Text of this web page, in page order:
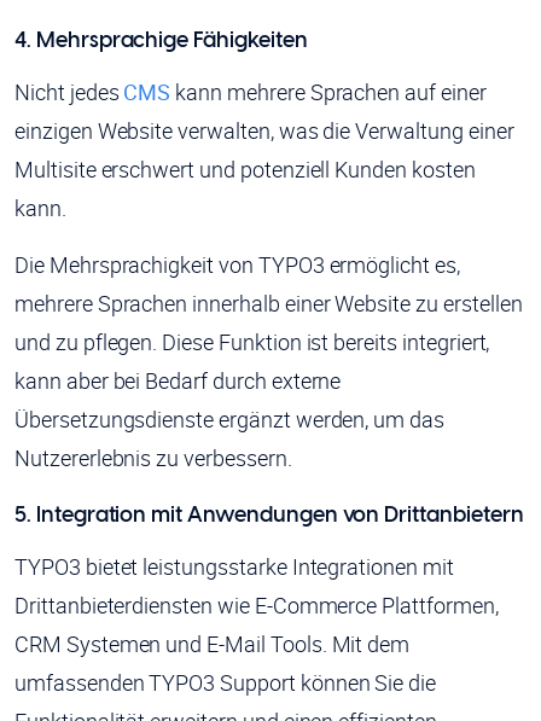
4. Mehrsprachige Fähigkeiten
Nicht jedes CMS kann mehrere Sprachen auf einer
einzigen Website verwalten, was die Verwaltung einer
Multisite erschwert und potenziell Kunden kosten
kann.
Die Mehrsprachigkeit von TYPO3 ermöglicht es,
mehrere Sprachen innerhalb einer Website zu erstellen
und zu pflegen. Diese Funktion ist bereits integriert,
kann aber bei Bedarf durch externe
Übersetzungsdienste ergänzt werden, um das
Nutzererlebnis zu verbessern.
5. Integration mit Anwendungen von Drittanbietern
TYPO3 bietet leistungsstarke Integrationen mit
Drittanbieterdiensten wie E-Commerce Plattformen,
CRM Systemen und E-Mail Tools. Mit dem
umfassenden TYPO3 Support können Sie die